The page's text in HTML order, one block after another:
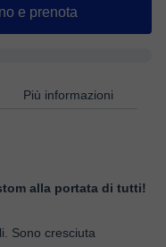
e prenota
Più informazioni
alla portata di tutti!
Sono cresciuta